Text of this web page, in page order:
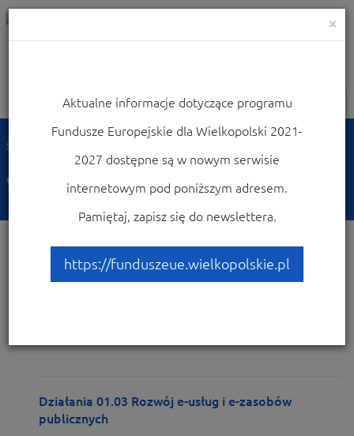
Nawigacja
Strona główna
Wiadomości
Działania 01.03 Rozwój e-usług i e-zasobów
publicznych
×
Aktualne informacje dotyczące programu
Fundusze Europejskie dla Wielkopolski 2021-
2027 dostępne są w nowym serwisie
internetowym pod poniższym adresem.
Pamiętaj, zapisz się do newslettera.
https://funduszeue.wielkopolskie.pl